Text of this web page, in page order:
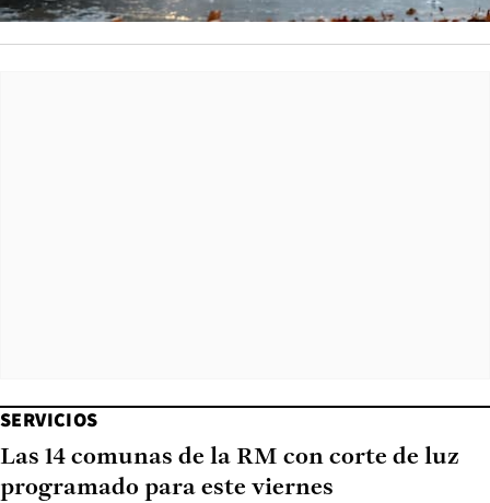
SERVICIOS
Las 14 comunas de la RM con corte de luz
programado para este viernes